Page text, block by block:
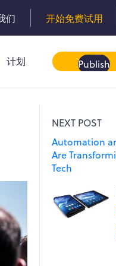
们 开始免费试用
计划 Publish
白皮书
NEXT POST
Automation
Are
Tech